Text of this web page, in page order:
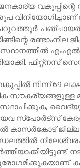
രൂപ
നിന്ന് 69
സ്പോർട്സ്
കാസർകോട്